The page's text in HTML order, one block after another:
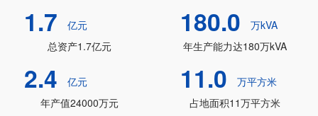
1.7
亿元
总资产1.7亿元
180.0
万kVA
年生产能力达180万kVA
2.4
亿元
年产值24000万元
11.0
万平方米
占地面积11万平方米